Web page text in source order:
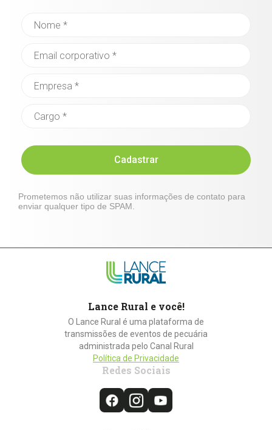
Cadastrar
Prometemos não utilizar suas informações de contato para
enviar qualquer tipo de SPAM.
Lance Rural e você!
O Lance Rural é uma plataforma de
transmissões de eventos de pecuária
administrada pelo Canal Rural
Política de Privacidade
Redes Sociais